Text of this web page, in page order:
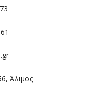
Άλιμος